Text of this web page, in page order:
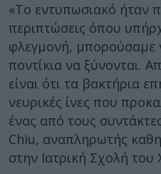
«Το εντυπωσιακό ήταν
περιπτώσεις όπου
φλεγμονή, μπορούσαμε
ποντίκια να ξύνονται.
είναι ότι τα βακτήρια
νευρικές ίνες που
ένας από τους
Chiu, αναπληρωτής
στην Ιατρική Σχολή του